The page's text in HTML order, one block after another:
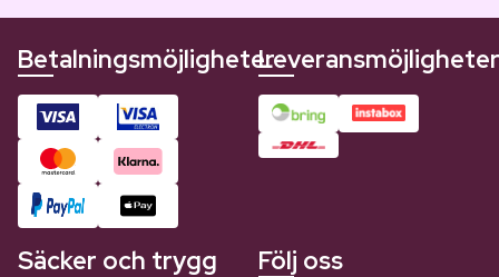
BetalningsmöjligheterLeveransmöjligheter
Säcker och trygg
Följ oss